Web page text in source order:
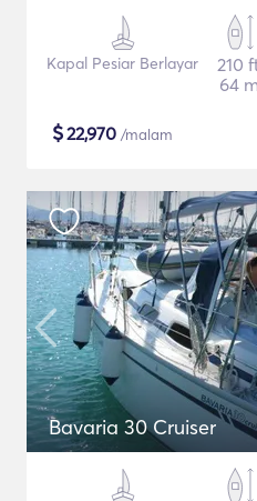
Kapal Pesiar Berlayar
210
64 m
$22,970 /malam
Bavaria 30 Cruiser